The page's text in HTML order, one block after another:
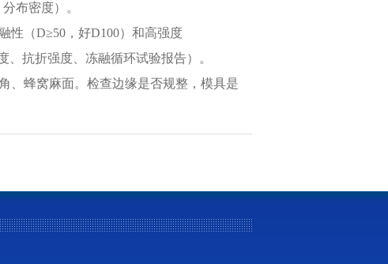
布密度）。
性（D≥50，好D100）和高强度
、抗折强度、冻融循环试验报告）。
、蜂窝麻面。检查边缘是否规整，模具是